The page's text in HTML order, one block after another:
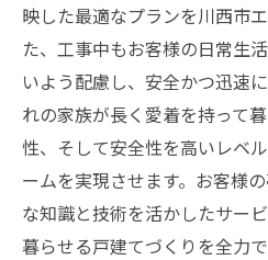
映した最適なプランを川西市
た、工事中もお客様の日常生
いよう配慮し、安全かつ迅速
れの家族が長く愛着を持って
性、そして安全性を高いレベ
ームを実現させます。お客様
な知識と技術を活かしたサー
暮らせる戸建てづくりを全力で